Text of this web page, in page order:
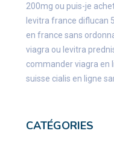
200mg ou puis-je
levitra france diflucan
en france sans
viagra ou levitra
commander viagra en
suisse cialis en ligne
CATÉGORIES